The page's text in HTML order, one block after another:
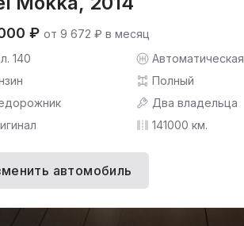
₽ от 9 672 ₽ в месяц
140
Автоматическая
Полный
Два владельца
141000 км.
автомобиль